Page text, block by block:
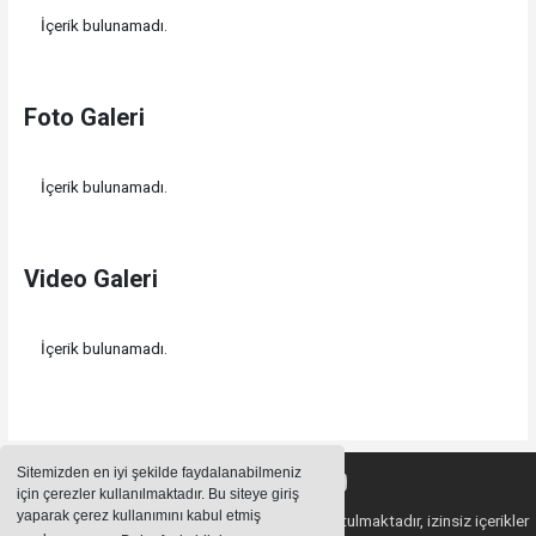
Sitemizden en iyi şekilde faydalanabilmeniz
için çerezler kullanılmaktadır. Bu siteye giriş
yaparak çerez kullanımını kabul etmiş
İçerik bulunamadı.
Foto Galeri
İçerik bulunamadı.
Video Galeri
İçerik bulunamadı.
Sitemizde bulunan içeriklerin tüm hakları saklı tutulmaktadır, izinsiz içerikler